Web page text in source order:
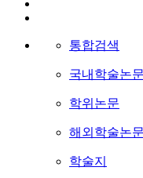
통합검색
국내학술논문
학위논문
해외학술논문
학술지